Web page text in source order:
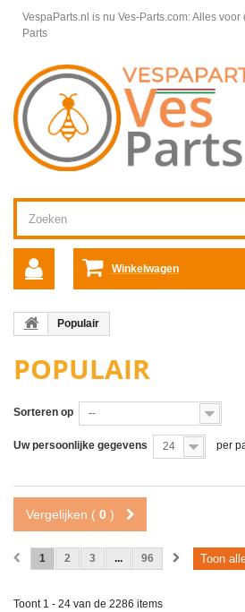
VespaParts.nl is nu Ves-Parts.com: Alles voor
Parts
Winkelwagen
Populair
POPULAIR
Sorteren op --
Uw persoonlijke gegevens 24 per
Vergelijken ( 0 )
Toon
1 2 3 ... 96
Toont 1 - 24 van de 2286 items